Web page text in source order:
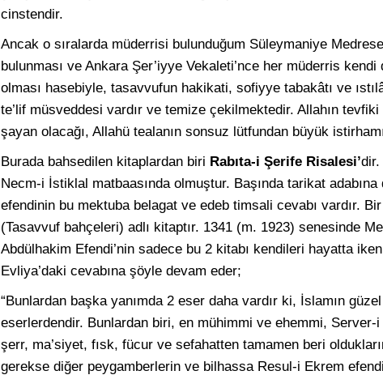
cinstendir.
Ancak o sıralarda müderrisi bulunduğum Süleymaniye
bulunması ve Ankara Şer’iyye Vekaleti’nce her müderris
olması hasebiyle, tasavvufun hakikati, sofiyye tabakâtı ve
te’lif müsveddesi vardır ve temize çekilmektedir. Allahın
şayan olacağı, Allahü tealanın sonsuz lütfundan büyük
Burada bahsedilen kitaplardan biri Rabıta-i Şerife Risalesi’dir.
Necm-i İstiklal matbaasında olmuştur. Başında tarikat
efendinin bu mektuba belagat ve edeb timsali cevabı vardır. Bir
(Tasavvuf bahçeleri) adlı kitaptır. 1341 (m. 1923) senesinde
Abdülhakim Efendi’nin sadece bu 2 kitabı kendileri hayatta
Evliya’daki cevabına şöyle devam eder;
“Bunlardan başka yanımda 2 eser daha vardır ki, İslamın
eserlerdendir. Bunlardan biri, en mühimmi ve ehemmi,
şerr, ma’siyet, fısk, fücur ve sefahatten tamamen beri
gerekse diğer peygamberlerin ve bilhassa Resul-i Ekrem